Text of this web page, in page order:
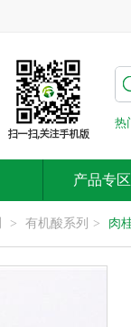
热
产品专区
> 有机酸系列 > 肉